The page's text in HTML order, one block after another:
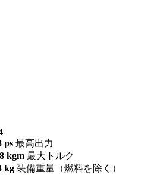
ps 最高出力
kgm 最大トルク
kg 装備重量（燃料を除く）